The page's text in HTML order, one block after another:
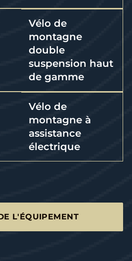
Vélo de
montagne
double
suspension haut
de gamme
Vélo de
montagne à
assistance
électrique
L'ÉQUIPEMENT